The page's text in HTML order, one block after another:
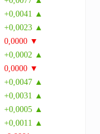
+0,0041 ▲
+0,0023 ▲
0,0000 ▼
+0,0002 ▲
0,0000 ▼
+0,0047 ▲
+0,0031 ▲
+0,0005 ▲
+0,0011 ▲